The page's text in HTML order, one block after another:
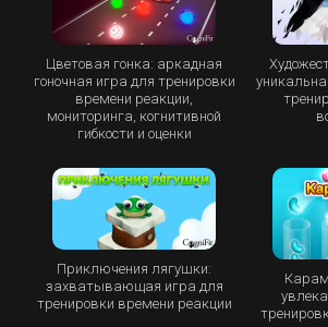
Цветовая гонка: аркадная
гоночная игра для тренировки
времени реакции,
мониторинга, когнитивной
гибкости и оценки
Приключения лягушки:
захватывающая игра для
тренировки времени реакции